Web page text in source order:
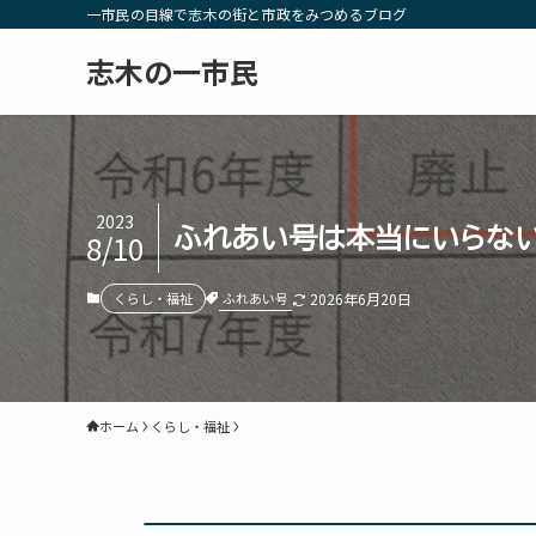
一市民の目線で志木の街と市政をみつめるブログ
志木の一市民
ふれあい号は本当にいらな
2023
8/10
くらし・福祉 ふれあい号 2026年6月20日
ホーム くらし・福祉